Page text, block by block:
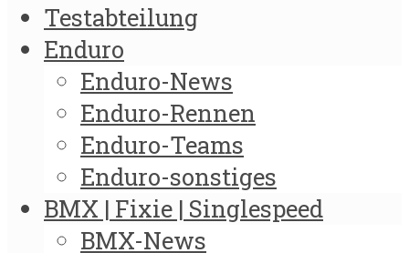
Testabteilung
Enduro
Enduro-News
Enduro-Rennen
Enduro-Teams
Enduro-sonstiges
BMX | Fixie | Singlespeed
BMX-News